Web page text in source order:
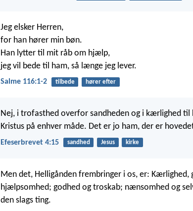
Jeg elsker Herren,
for han hører min bøn.
Han lytter til mit råb om hjælp,
jeg vil bede til ham, så længe jeg lever.
Salme 116:1-2 tilbede hører efter
Nej, i trofasthed overfor sandheden og i kærlighed til
Kristus på enhver måde. Det er jo ham, der er
Efeserbrevet 4:15 sandhed Jesus kirke
Men det, Helligånden frembringer i os, er:
hjælpsomhed; godhed og troskab; nænsomhed og
den slags ting.